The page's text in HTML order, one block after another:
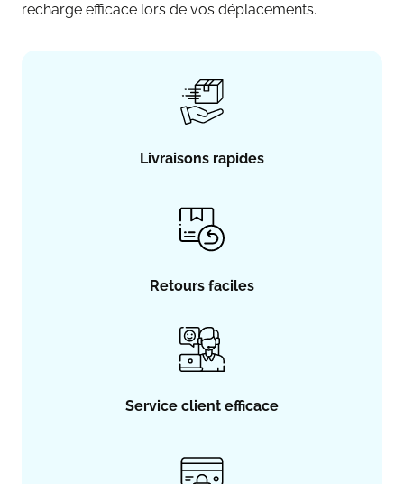
recharge efficace lors de vos déplacements.
Livraisons rapides
Retours faciles
Service client efficace